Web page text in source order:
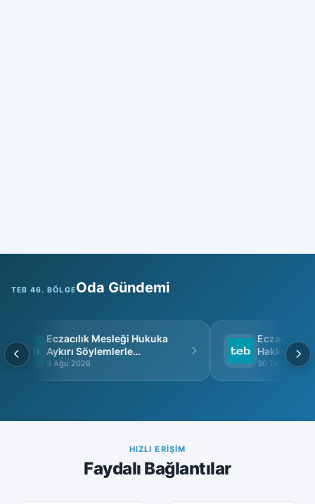
TEB 46. BÖLGEOda Gündemi
Eczacılık Mesleği Hukuka
Aykırı Söylemlerle
İtibarsızlaştırılamaz
3 Ağu 2026
Eczacı
Hakkında
30 Tem 2026
HIZLI ERIŞIM
Faydalı Bağlantılar